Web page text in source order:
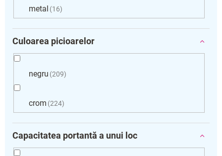
metal 16
Culoarea picioarelor
negru 209
crom 224
Capacitatea portantă a unui loc